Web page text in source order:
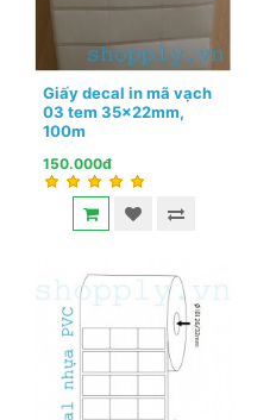
Giấy decal in mã vạch
03 tem 35x22mm,
100m
150.000đ